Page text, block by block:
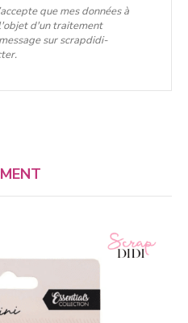
que mes données à
d'un traitement
sur scrapdidi-